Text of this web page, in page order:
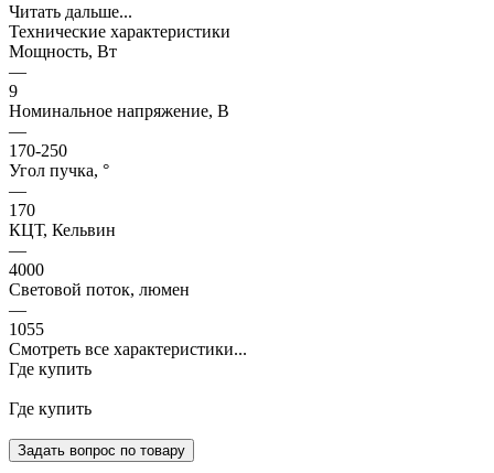
Читать дальше...
Технические характеристики
Мощность, Вт
—
9
Номинальное напряжение, В
—
170-250
Угол пучка, °
—
170
КЦТ, Кельвин
—
4000
Световой поток, люмен
—
1055
Смотреть все характеристики...
Где купить
Где купить
Задать вопрос по товару